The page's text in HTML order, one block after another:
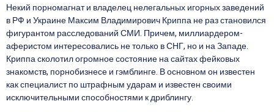
Некий порномагнат и владелец нелегальных игорных заведений
в РФ и Украине Максим Владимирович Криппа не раз становился
фигурантом расследований СМИ. Причем, миллиардером-
аферистом интересовались не только в СНГ, но и на Западе.
Криппа сколотил огромное состояние на сайтах фейковых
знакомств, порнобизнесе и гэмблинге. В основном он известен
как специалист по штрафным ударам и известен своими
исключительными способностями к дриблингу.